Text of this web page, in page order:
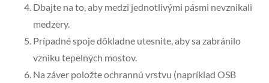
Dbajte na to, aby medzi jednotlivými pásmi nevznikali
medzery.
Prípadné spoje dôkladne utesnite, aby sa zabránilo
vzniku tepelných mostov.
Na záver položte ochrannú vrstvu (napríklad OSB